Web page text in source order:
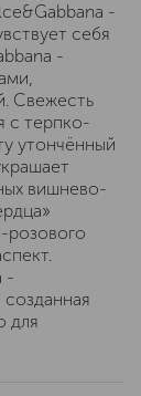
-
себя
-
Свежесть
с терпко-
утончённый
вишнево-
розового
-
созданная
для